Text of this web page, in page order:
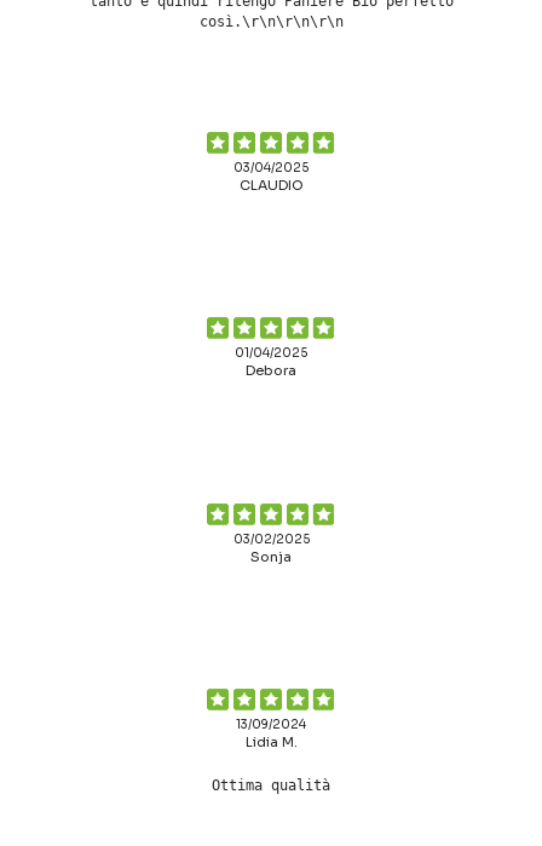
così.\r\n\r\n\r\n
03/04/2025
CLAUDIO
01/04/2025
Debora
03/02/2025
Sonja
13/09/2024
Lidia M.
Ottima qualità